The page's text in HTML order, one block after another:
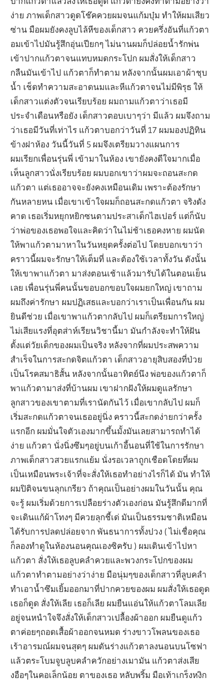
ง่าย ภาพเด็กสาวดูดโช๊คควยผมจนแก้มบุ๋ม ทำให้ผมเสียว
ซ่าน มือผมยังคงลูบไล้หีของเด็กสาว ควยครึ่งอันที่แก้วตา
อมเข้าไปมันรู้สึกอุ่นเปียกๆ ไม่นานผมก็ปล่อยน้ำรักพ่น
เข้าปากแก้วตาจนแทบหมดกระโปก ผมสั่งให้เด็กสาว
กลืนมันเข้าไป แก้วตาก็ทำตาม หลังจากนั้นผมเอาผ้าชุบ
น้ำ เช็ดทำความสะอาดนมและหีแก้วตาจนไม่มีพิรุธ ให้
เด็กสาวแต่งตัวจนเรียบร้อย ผมถามแก้วตาว่าเธอมี
ประจำเดือนหรือยัง เด็กสาวตอบเบาๆว่า มีแล้ว ผมจึงถาม
ว่าเธอมีวันที่เท่าไร แก้วตาบอกว่าวันที่ 17 ผมมองปฏิทิน
ข้างฝาห้อง วันนี้วันที่ 5 ผมจึงเตรียมวางแผนการ
ผมเรียกเพื่อนรุ่นพี่ เข้ามาในห้อง เขายังคงดีใจมากเมื่อ
เห็นลูกสาวนั่งเรียบร้อย ผมบอกเขาว่าผมจะถอนสะกด
แก้วตา แต่เธออาจจะยังคงเหมือนเดิม เพราะต้องรักษา
กันหลายหน เมื่อเขาเข้าใจผมก็ถอนสะกดแก้วตา จริงดัง
คาด เธอเริ่มหยุกหยิกซนตามประสาเด็กไฮเปอร์ แต่ก็นับ
ว่าพ่อของเธอพอใจและคิดว่าในไม่ช้าเธอคงหาย ผมนัด
ให้พาแก้วตามาหาในวันหยุดครั้งต่อไป โดยบอกเขาว่า
คราวนี้ผมจะรักษาให้เต็มที่ และต้องใช้เวลาทั้งวัน ดังนั้น
ให้เขาพาแก้วตา มาส่งตอนเช้าแล้วมารับได้ในตอนเย็น
เลย เพื่อนรุ่นพี่คนนั้นขอบอกขอบใจผมยกใหญ่ เขาถาม
ผมถึงค่ารักษา ผมปฏิเสธและบอกว่าเราเป็นเพื่อนกัน ผม
ยินดีช่วย เมื่อเขาพาแก้วตากลับไป ผมก็เตรียมการใหญ่
ไม่เสียแรงที่อุตส่าห์เรียนวิชานี้มา มันกำลังจะทำให้ฝัน
ตั้งแต่วัยเด็กของผมเป็นจริง หลังจากที่ผมประสพความ
สำเร็จในการสะกดจิตแก้วตา เด็กสาวอายุสิบสองที่ป่วย
เป็นโรคสมาธิสั้น หลังจากนั้นอาทิตย์นึง พ่อของแก้วตาก็
พาแก้วตามาส่งที่บ้านผม เขาฝากฝังให้ผมดูแลรักษา
ลูกสาวของเขาตามที่เรานัดกันไว้ เมื่อเขากลับไป ผมก็
เริ่มสะกดแก้วตาจนเธออยู่นิ่ง คราวนี้สะกดง่ายกว่าครั้ง
แรกอีก ผมมั่นใจตัวเองมากขึ้นมั้งมันเลยสามารถทำได้
ง่าย แก้วตา นั่งนิ่งซึมๆอยู่บนเก้าอี้นอนที่ใช้ในการรักษา
ภาพเด็กสาวสวยแรกแย้ม นั่งรอเวลาถูกเชือดโดยที่ผม
เป็นเหมือนพระเจ้าที่จะสั่งให้เธอทำอย่างไรก็ได้ มัน ทำให้
ผมปิติจนขนลุกเกรียว ถ้าคุณเป็นอย่างผมในวันนั้น คุณ
จะรู้ ผมเริ่มด้วยการเปลือยร่างตัวเองก่อน มันรู้สึกดีมากที่
จะเดินแก้ผ้าโทงๆ มีควยลุกชี้เด่ มันเป็นธรรมชาติเหมือน
ได้รับการปลดปล่อยจาก พันธนาการทั้งปวง ( ไม่เชื่อคุณ
ก็ลองทำดูในห้องนอนคุณเองซิครับ ) ผมเดินเข้าไปหา
แก้วตา สั่งให้เธอลูบคลำควยและพวงกระโปกของผม
แก้วตาทำตามอย่างว่าง่าย มือนุ่มๆของเด็กสาวที่ลูบคลำ
ทำเอาน้ำซึมเยิ้มออกมาที่ปากควยของผม ผมสั่งให้เธอดูด
เธอก็ดูด สั่งให้เลีย เธอก็เลีย ผมยืนแอ่นให้แก้วตาโลมเลีย
อยู่จนหนำใจจึงสั่งให้เด็กสาวเปลื้องผ้าออก ผมยืนดูแก้ว
ตาค่อยๆถอดเสื้อผ้าออกจนหมด ร่างขาวโพลนของเธอ
เร้าอารมณ์ผมจนสุดๆ ผมดันร่างแก้วตาลงนอนบนโซฟา
แล้วตระโบมจูบลูบคลำควักอย่างเมามัน แก้วตาส่งเสีย
งอือๆในคอเล็กน้อย ตาของเธอ หลับพริ้ม มือเท้าเกร็งหงิก